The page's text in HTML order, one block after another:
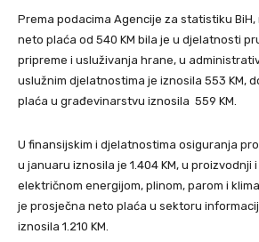
Prema podacima Agencije za statistiku
neto plaća od 540 KM bila je u djelatnosti
pripreme i usluživanja hrane, u
uslužnim djelatnostima je iznosila 553 KM,
plaća u građevinarstvu iznosila 559 KM.
U finansijskim i djelatnostima osiguranja
u januaru iznosila je 1.404 KM, u proizvodnji
električnom energijom, plinom, parom i
je prosječna neto plaća u sektoru
iznosila 1.210 KM.